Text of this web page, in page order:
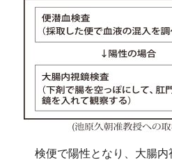
検便で陽性となり、大腸内